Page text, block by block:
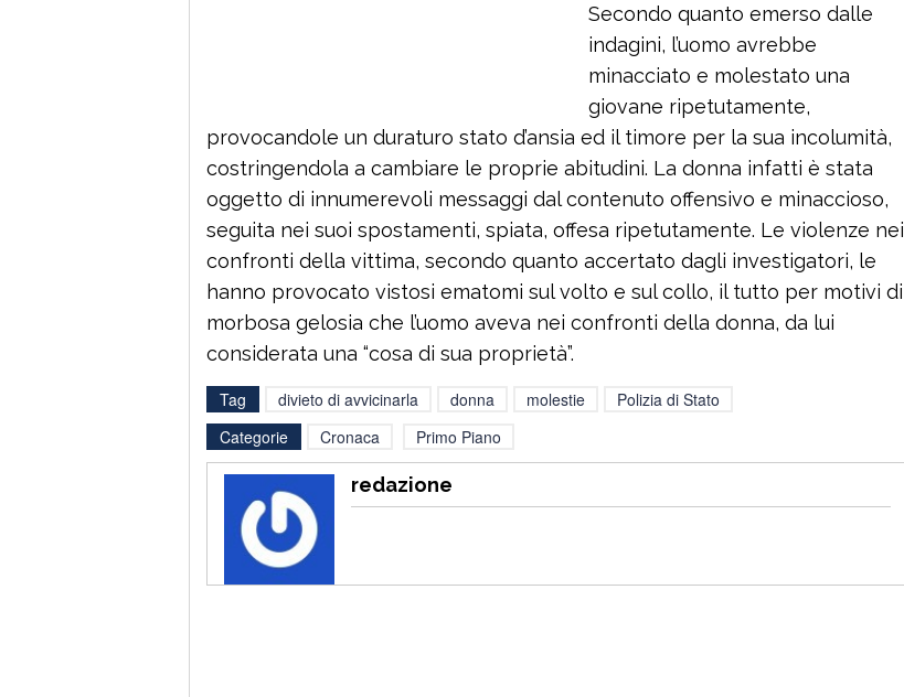
Secondo quanto emerso dalle
indagini, l’uomo avrebbe
minacciato e molestato una
giovane ripetutamente,
provocandole un duraturo stato d’ansia ed il timore per la sua incolumità,
costringendola a cambiare le proprie abitudini. La donna infatti è stata
oggetto di innumerevoli messaggi dal contenuto offensivo e minaccioso,
seguita nei suoi spostamenti, spiata, offesa ripetutamente. Le violenze nei
confronti della vittima, secondo quanto accertato dagli investigatori, le
hanno provocato vistosi ematomi sul volto e sul collo, il tutto per motivi di
morbosa gelosia che l’uomo aveva nei confronti della donna, da lui
considerata una “cosa di sua proprietà”.
Tag divieto di avvicinarla donna molestie
Polizia di Stato
Categorie
Cronaca Primo Piano
redazione